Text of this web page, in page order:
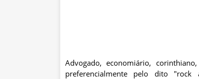
Advogado, economiário,
preferencialmente pelo dito "rock